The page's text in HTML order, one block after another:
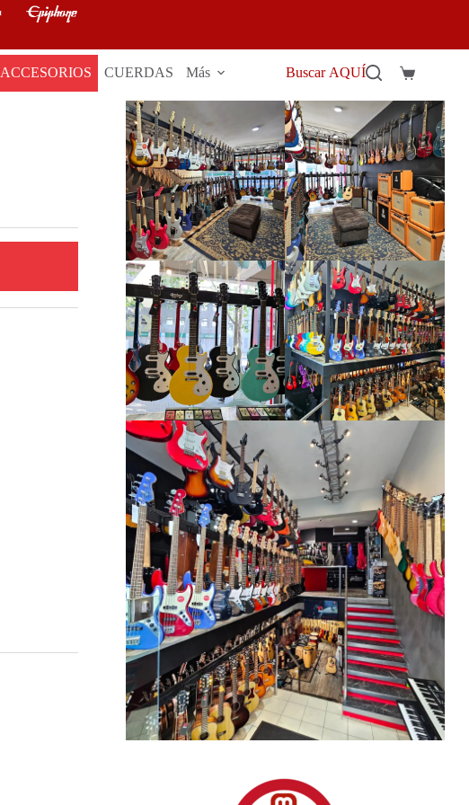
ACCESORIOS CUERDAS Más Buscar AQUÍ
Carro
compra